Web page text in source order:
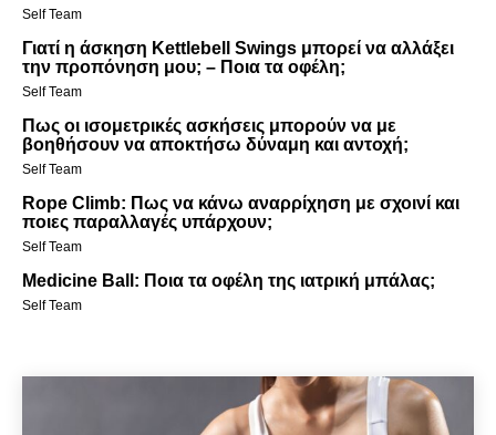
Self Team
Γιατί η άσκηση Kettlebell Swings μπορεί να αλλάξει
την προπόνηση μου; – Ποια τα οφέλη;
Self Team
Πως οι ισομετρικές ασκήσεις μπορούν να με
βοηθήσουν να αποκτήσω δύναμη και αντοχή;
Self Team
Rope Climb: Πως να κάνω αναρρίχηση με σχοινί και
ποιες παραλλαγές υπάρχουν;
Self Team
Medicine Ball: Ποια τα οφέλη της ιατρική μπάλας;
Self Team